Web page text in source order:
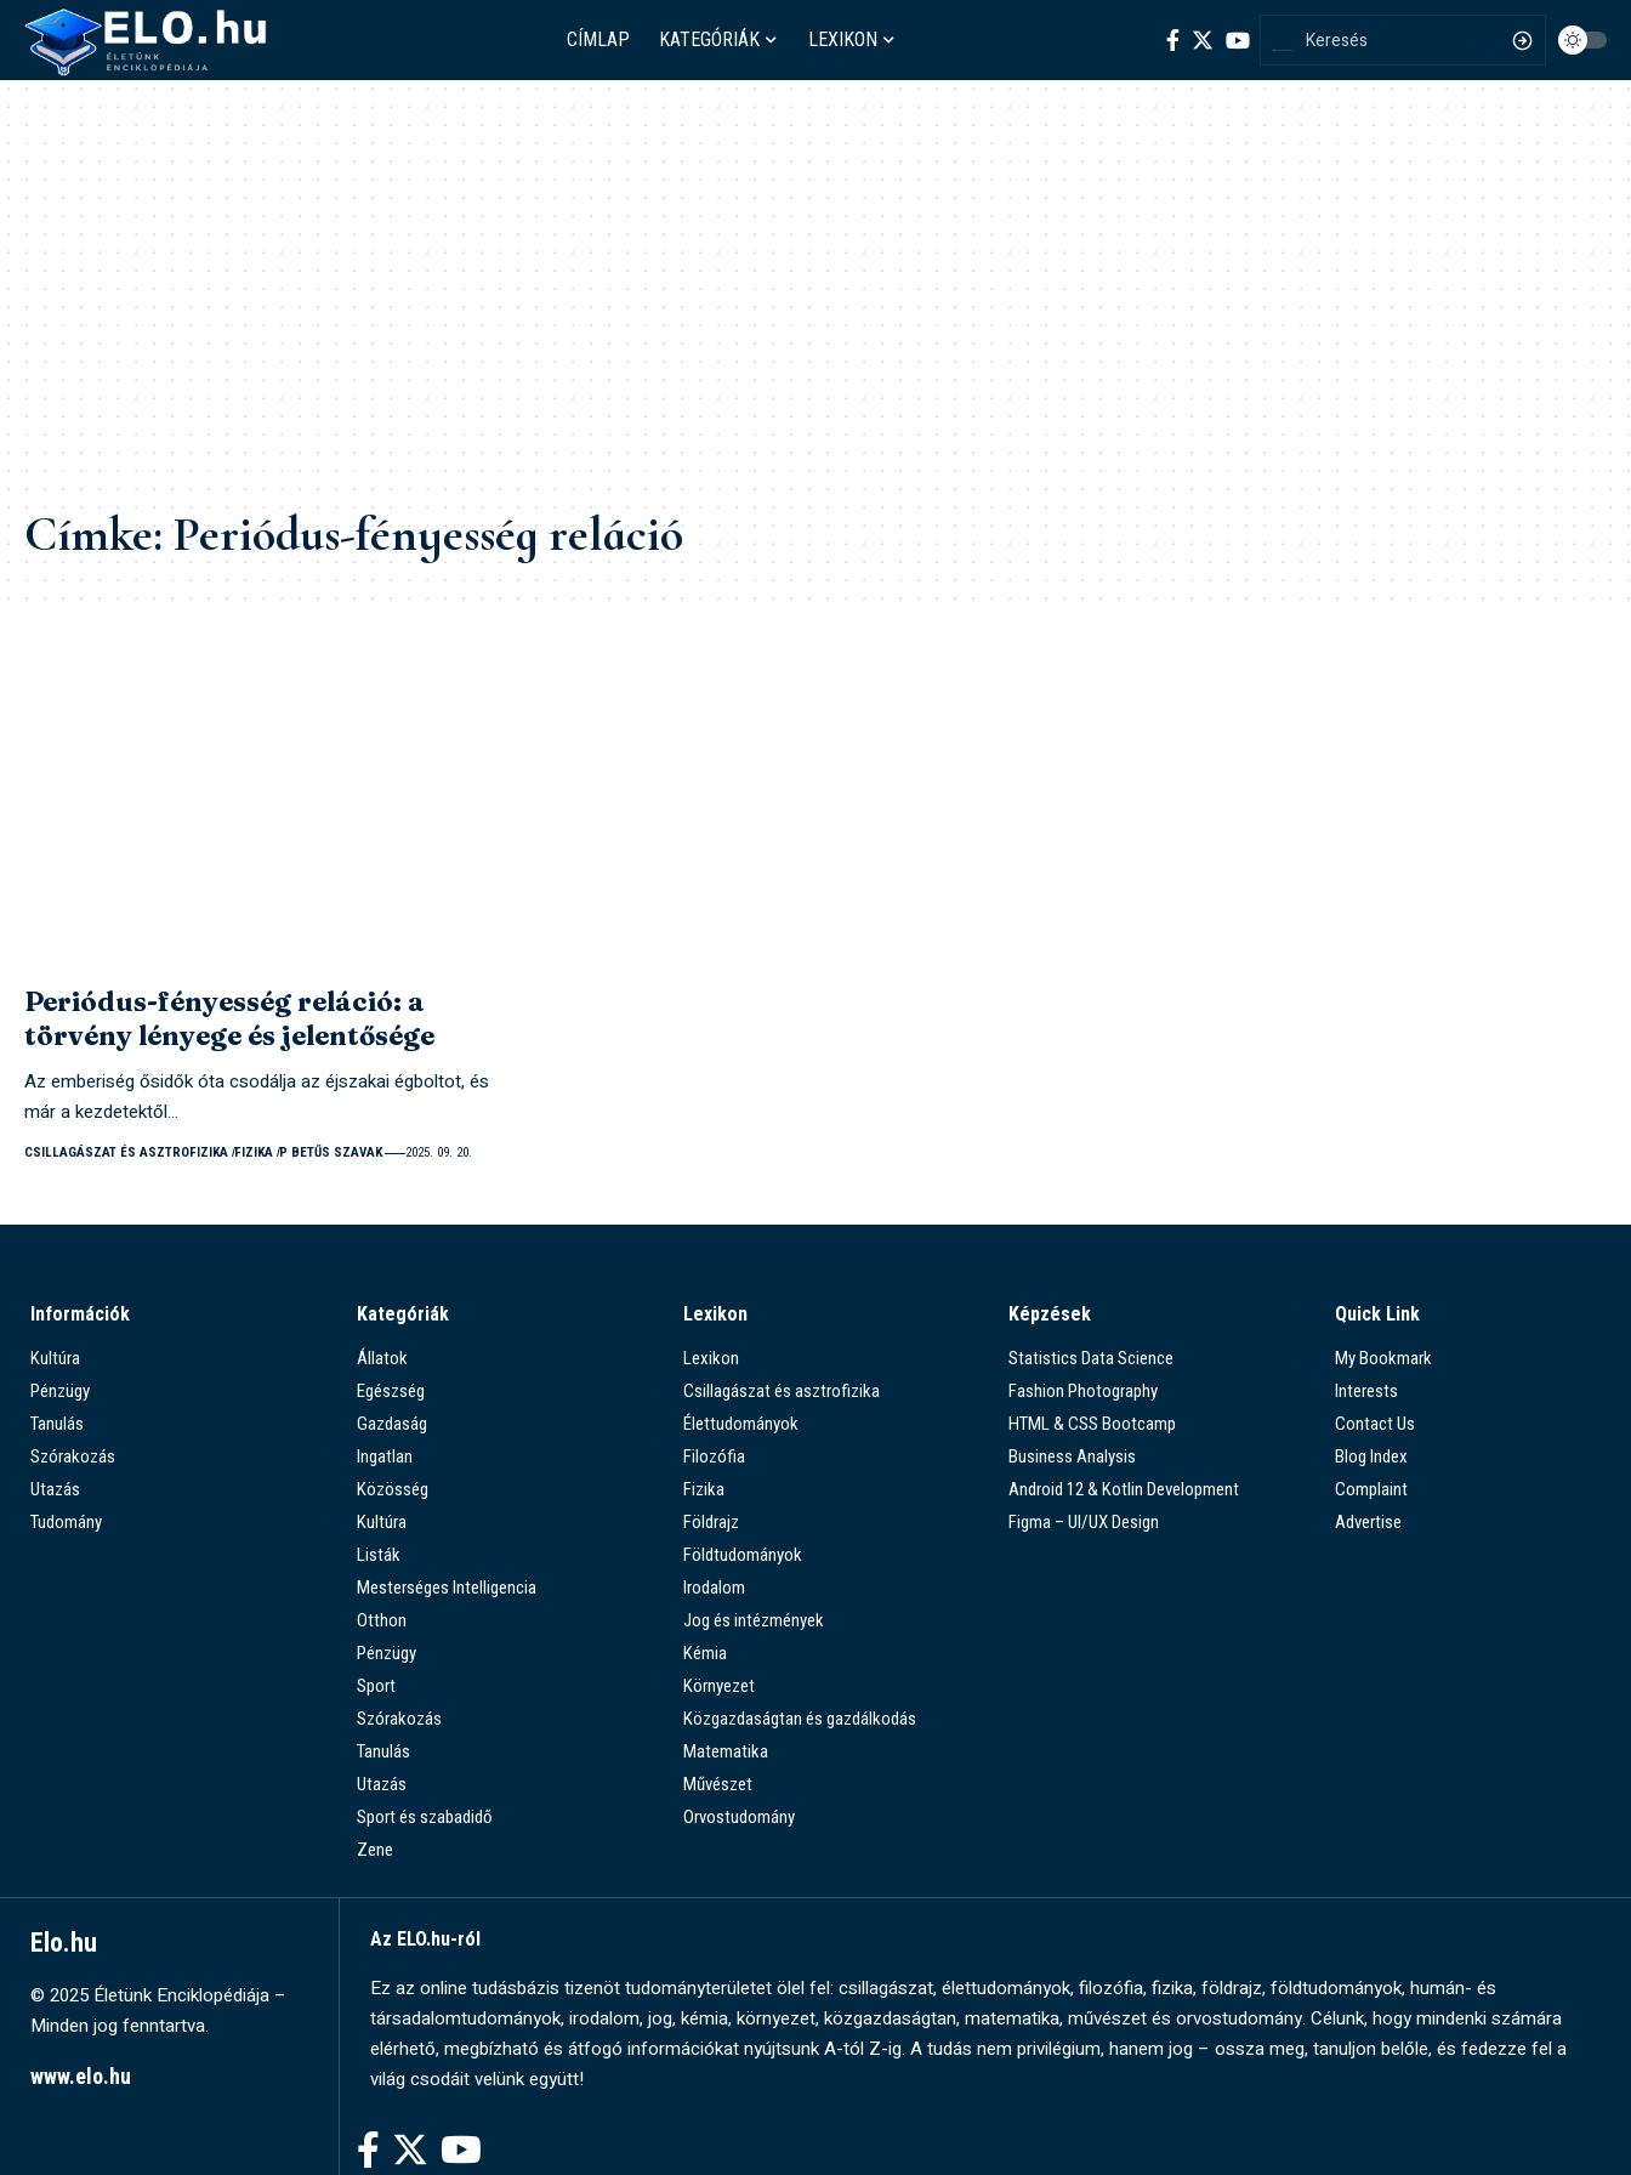
CÍMLAP KATEGÓRIÁK LEXIKON
Címke:Periódus-fényesség reláció
Periódus-fényesség reláció: a
törvény lényege és jelentősége
Az emberiség ősidők óta csodálja az éjszakai égboltot, és
már a kezdetektől…
CSILLAGÁSZAT ÉS ASZTROFIZIKA FIZIKA P BETŰS SZAVAK 2025. 09. 20.
Információk
Kultúra
Pénzügy
Tanulás
Szórakozás
Utazás
Tudomány
Kategóriák
Állatok
Egészség
Gazdaság
Ingatlan
Közösség
Kultúra
Listák
Mesterséges Intelligencia
Otthon
Pénzügy
Sport
Szórakozás
Tanulás
Utazás
Sport és szabadidő
Zene
Lexikon
Lexikon
Csillagászat és asztrofizika
Élettudományok
Filozófia
Fizika
Földrajz
Földtudományok
Irodalom
Jog és intézmények
Kémia
Környezet
Közgazdaságtan és gazdálkodás
Matematika
Művészet
Orvostudomány
Képzések
Statistics Data Science
Fashion Photography
HTML & CSS Bootcamp
Business Analysis
Android 12 & Kotlin Development
Figma – UI/UX Design
Quick Link
My Bookmark
Interests
Contact Us
Blog Index
Complaint
Advertise
Elo.hu
© 2025 Életünk Enciklopédiája –
Minden jog fenntartva.
www.elo.hu
Az ELO.hu-ról
Ez az online tudásbázis tizenöt tudományterületet ölel fel: csillagászat, élettudományok, filozófia, fizika, földrajz, földtudományok, humán- és
társadalomtudományok, irodalom, jog, kémia, környezet, közgazdaságtan, matematika, művészet és orvostudomány. Célunk, hogy mindenki számára
elérhető, megbízható és átfogó információkat nyújtsunk A-tól Z-ig. A tudás nem privilégium, hanem jog – ossza meg, tanuljon belőle, és fedezze fel a
világ csodáit velünk együtt!